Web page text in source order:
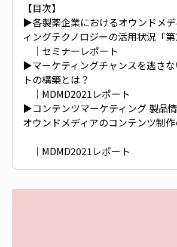
【目次】
▶︎各製薬企業におけるオウンドメ
ィングテクノロジーの活用状況「第
｜セミナーレポート
▶︎マーケティングチャンスを逃さ
トの構築とは？
｜MDMD2021レポート
▶︎コンテンツマーケティング 製品
オウンドメディアのコンテンツ制作
｜MDMD2021レポート